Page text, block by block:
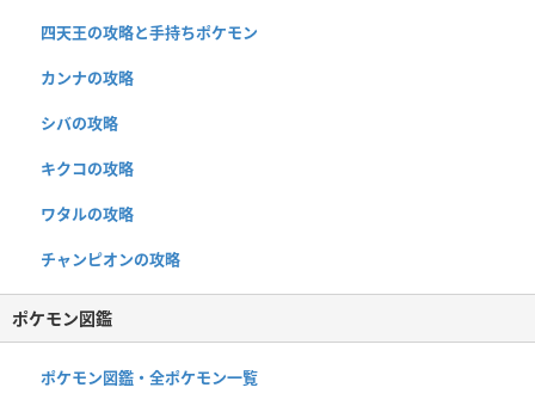
四天王の攻略と手持ちポケモン
カンナの攻略
シバの攻略
キクコの攻略
ワタルの攻略
チャンピオンの攻略
ポケモン図鑑
ポケモン図鑑・全ポケモン一覧